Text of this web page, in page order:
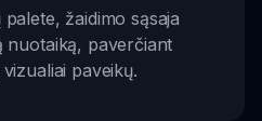
žaidimo sąsaja
nuotaiką, paverčiant
paveikų.